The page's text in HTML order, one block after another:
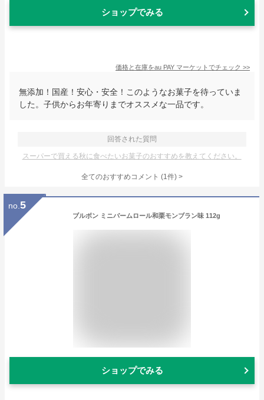
ショップでみる
価格と在庫をau PAY マーケット でチェック >>
無添加！国産！安心・安全！このようなお菓子を待っていま
した。子供からお年寄りまでオススメな一品です。
回答された質問
スーパーで買える秋に食べたいお菓子のおすすめを教えてください。
全てのおすすめコメント (1件) >
no. 5
ブルボン ミニバームロール和栗モンブラン味 112g
ショップでみる